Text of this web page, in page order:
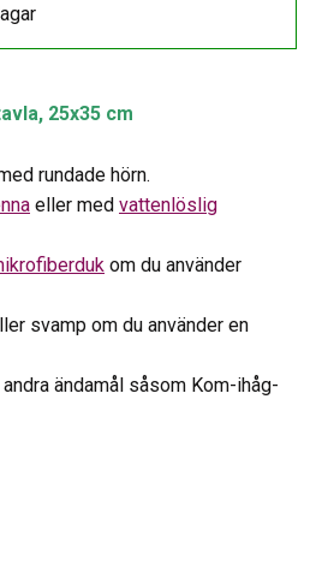
25x35 cm
rundade hörn.
eller med vattenlöslig
om du använder
svamp om du använder en
ändamål såsom Kom-ihåg-